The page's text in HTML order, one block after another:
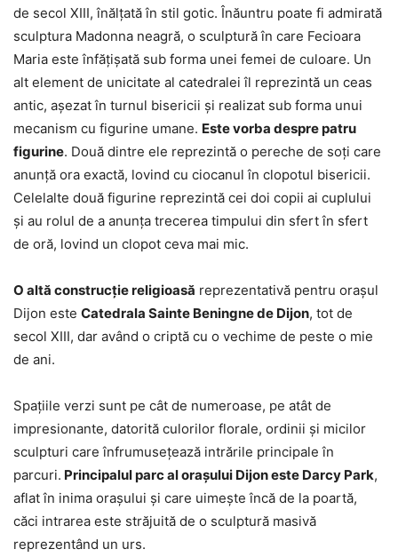
de secol XIII, înălțată în stil gotic. Înăuntru poate fi admirată
sculptura Madonna neagră, o sculptură în care Fecioara
Maria este înfățișată sub forma unei femei de culoare. Un
alt element de unicitate al catedralei îl reprezintă un ceas
antic, așezat în turnul bisericii și realizat sub forma unui
mecanism cu figurine umane. Este vorba despre patru
figurine. Două dintre ele reprezintă o pereche de soți care
anunță ora exactă, lovind cu ciocanul în clopotul bisericii.
Celelalte două figurine reprezintă cei doi copii ai cuplului
și au rolul de a anunța trecerea timpului din sfert în sfert
de oră, lovind un clopot ceva mai mic.
O altă construcție religioasă reprezentativă pentru orașul
Dijon este Catedrala Sainte Beningne de Dijon, tot de
secol XIII, dar având o criptă cu o vechime de peste o mie
de ani.
Spațiile verzi sunt pe cât de numeroase, pe atât de
impresionante, datorită culorilor florale, ordinii și micilor
sculpturi care înfrumusețează intrările principale în
parcuri. Principalul parc al orașului Dijon este Darcy Park,
aflat în inima orașului și care uimește încă de la poartă,
căci intrarea este străjuită de o sculptură masivă
reprezentând un urs.